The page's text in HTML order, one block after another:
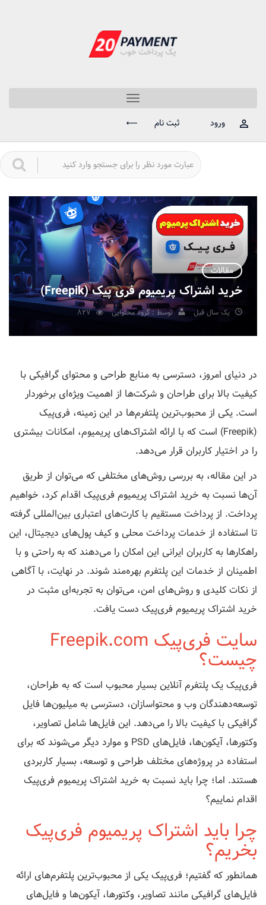
Toggle
navigation
ورود
ثبت نام
مقالات
خرید اشتراک پریمیوم فری پیک (Freepik)
یک سال قبل توسط : گروه محتوایی 827
در دنیای امروز، دسترسی به منابع طراحی و محتوای گرافیکی با
کیفیت بالا برای طراحان و شرکت‌ها از اهمیت ویژه‌ای برخوردار
است. یکی از محبوب‌ترین پلتفرم‌ها در این زمینه، فری‌پیک
(Freepik) است که با ارائه اشتراک‌های پریمیوم، امکانات بیشتری
را در اختیار کاربران قرار می‌دهد.
در این مقاله، به بررسی روش‌های مختلفی که می‌توان از طریق
آن‌ها نسبت به خرید اشتراک پریمیوم فری‌پیک اقدام کرد، خواهیم
پرداخت. از پرداخت مستقیم با کارت‌های اعتباری بین‌المللی گرفته
تا استفاده از خدمات پرداخت محلی و کیف پول‌های دیجیتال، این
راهکارها به کاربران ایرانی این امکان را می‌دهند که به راحتی و با
اطمینان از خدمات این پلتفرم بهره‌مند شوند. در نهایت، با آگاهی
از نکات کلیدی و روش‌های امن، می‌توان به تجربه‌ای مثبت در
خرید اشتراک پریمیوم فری‌پیک دست یافت.
سایت فری‌پیک Freepik.com
چیست؟
فری‌پیک یک پلتفرم آنلاین بسیار محبوب است که به طراحان،
توسعه‌دهندگان وب و محتواسازان، دسترسی به میلیون‌ها فایل
گرافیکی با کیفیت بالا را می‌دهد. این فایل‌ها شامل تصاویر،
وکتورها، آیکون‌ها، فایل‌های PSD و موارد دیگر می‌شوند که برای
استفاده در پروژه‌های مختلف طراحی و توسعه، بسیار کاربردی
هستند. اما؛ چرا باید نسبت به خرید اشتراک پریمیوم فری‌پیک
اقدام نماییم؟
چرا باید اشتراک پریمیوم فری‌پیک
بخریم؟
همانطور که گفتیم؛ فری‌پیک یکی از محبوب‌ترین پلتفرم‌های ارائه
فایل‌های گرافیکی مانند تصاویر، وکتورها، آیکون‌ها و فایل‌های